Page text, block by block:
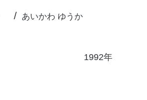
あいかわ ゆうか
1992年